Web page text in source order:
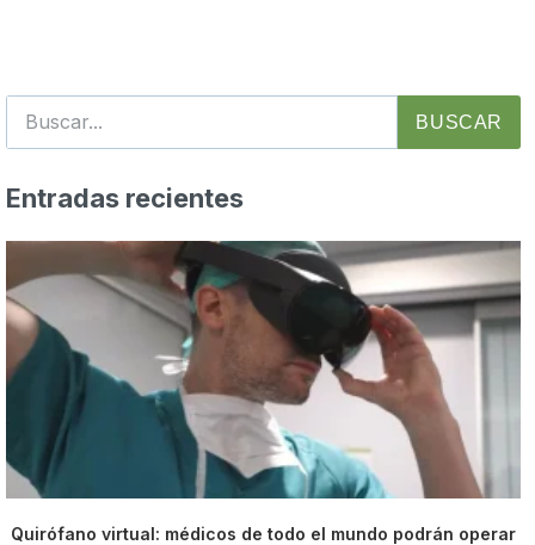
BUSCAR
Entradas recientes
Quirófano virtual: médicos de todo el mundo podrán operar